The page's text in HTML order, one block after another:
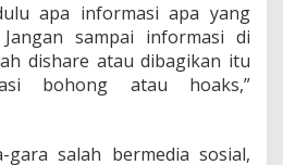
apa informasi apa yang
sampai informasi di
dishare atau dibagikan itu
bohong atau hoaks,”
gara salah bermedia sosial,